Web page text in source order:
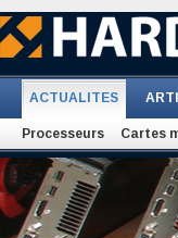
ACTUALITES
Processeurs Cartes